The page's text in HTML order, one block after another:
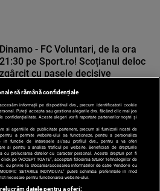
Dinamo - FC Voluntari, de la ora
21:30 pe Sport.ro! Scoțianul deloc
zgârcit cu pasele decisive
să rămână confidențiale
informații pe dispozitivul dvs., precum identificatorii cookie
Puteți accepta sau gestiona alegerile dvs. făcând clic mai jos
confidențialitate. Aceste alegeri vor fi raportate partenerilor noștri și
si agentiile de publicitate partenere, precum si furnizorii nostri de
a permite website-ului sa functioneze, pentru a personaliza
in functie de interesele si/sau profilul dvs., pentru a va oferi
si pentru a analiza traficul pe website. Beneficiati de drepturile
cu prelucrarea datelor cu caracter personal. Aceste drepturi pot fi
click pe “ACCEPT TOATE”, acceptati folosirea tuturor Tehnologiilor de
cu privire la stocarea/accesarea informatiilor de catre Vendor-ii cu
SETARILE INDIVIDUAL” puteti schimba preferintele in mod
necesare pentru functionarea website-ului.
datele pentru a oferi: